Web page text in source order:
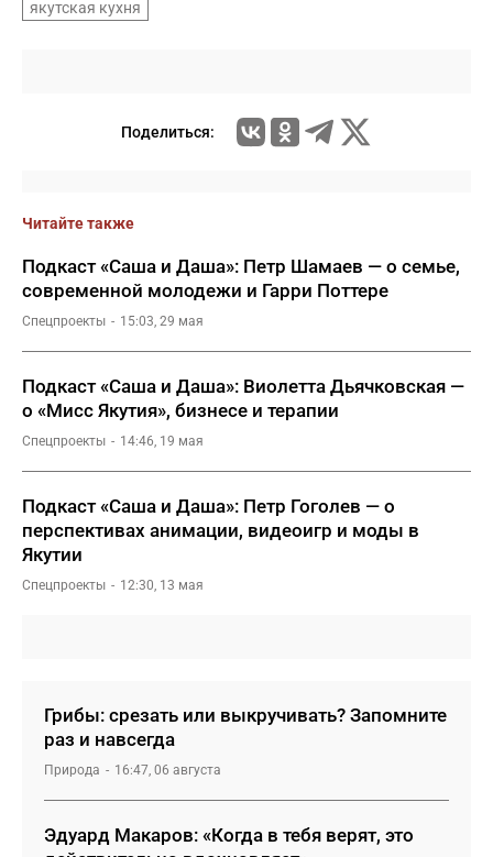
якутская кухня
Поделиться:
Читайте также
Подкаст «Саша и Даша»: Петр Шамаев — о семье,
современной молодежи и Гарри Поттере
Спецпроекты 15:03, 29 мая
Подкаст «Саша и Даша»: Виолетта Дьячковская —
о «Мисс Якутия», бизнесе и терапии
Спецпроекты 14:46, 19 мая
Подкаст «Саша и Даша»: Петр Гоголев — о
перспективах анимации, видеоигр и моды в
Якутии
Спецпроекты 12:30, 13 мая
Грибы: срезать или выкручивать? Запомните
раз и навсегда
Природа 16:47, 06 августа
Эдуард Макаров: «Когда в тебя верят, это